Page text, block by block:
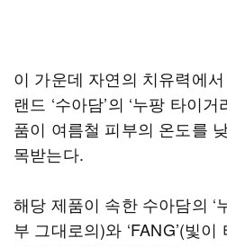
이 가운데 자연의 치유력에
랜드 ‘수아담’의 ‘누팡 타이
품이 여름철 피부의 온도를
목받는다.
해당 제품이 속한 수아담의 ‘
부 그대로의)와 ‘FANG’(빛